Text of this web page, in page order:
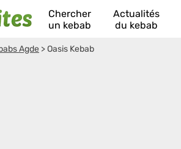
Chercher
un kebab
Actualités
du kebab
Agde >Oasis Kebab